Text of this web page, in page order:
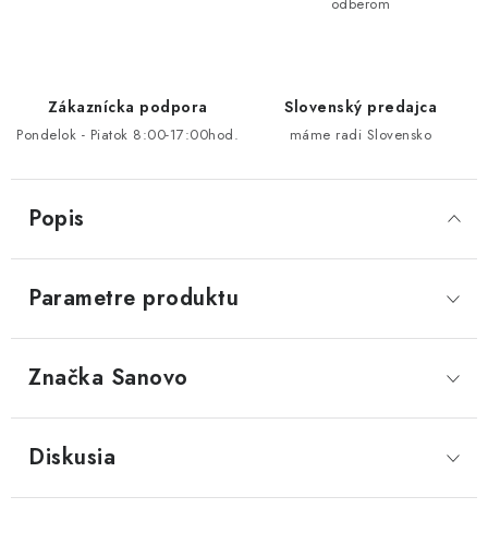
Zákaznícka podpora
Pondelok - Piatok 8:00-17:00hod.
Slovenský predajca
máme radi Slovensko
Popis
Parametre produktu
Značka Sanovo
Diskusia